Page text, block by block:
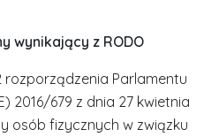
wynikający z RODO
rozporządzenia Parlamentu
2016/679 z dnia 27 kwietnia
osób fizycznych w związku